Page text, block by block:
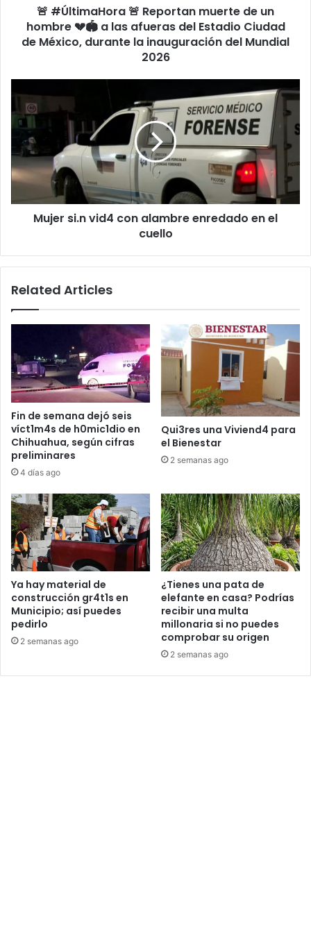
Estadio
Ciudad
de
México,
durante
la
inauguración
del
🚨 #ÚltimaHora 🚨 Reportan muerte de un
hombre 💔🏟️ a las afueras del Estadio Ciudad
de México, durante la inauguración del Mundial
2026
vid4
con
alambre
enredado
en
cuello
Mujer si.n vid4 con alambre enredado en el
cuello
Related Articles
Fin de semana dejó seis
víct1m4s de h0mic1dio en
Chihuahua, según cifras
preliminares
4 días ago
Qui3res una Viviend4 para
el Bienestar
2 semanas ago
Ya hay material de
construcción gr4t1s en
Municipio; así puedes
pedirlo
2 semanas ago
¿Tienes una pata de
elefante en casa? Podrías
recibir una multa
millonaria si no puedes
comprobar su origen
2 semanas ago